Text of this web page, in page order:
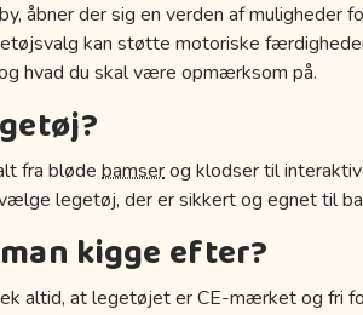
åbner der sig en verden af
kan støtte motoriske
hvad du skal være opmærksom på.
fra bløde bamserog klodser til
legetøj, der er sikkert og egnet til
kigge efter?
altid, at legetøjet er CE-mærket og fri